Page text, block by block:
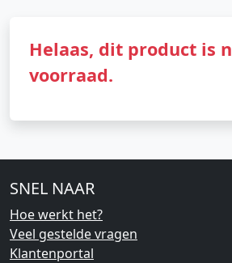
Helaas, dit product is
voorraad.
SNEL NAAR
Hoe werkt het?
Veel gestelde vragen
Klantenportal